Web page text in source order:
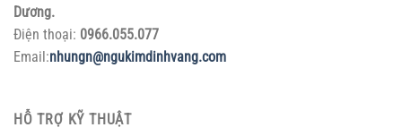
Dương.
Điện thoại: 0966.055.077
Email:nhungn@ngukimdinhvang.com
HỖ TRỢ KỸ THUẬT